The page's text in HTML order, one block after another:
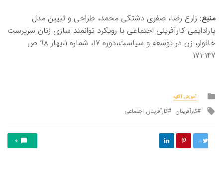
منبع: زارع رضا، صفری دشتکی محمد، طراحی و تبیین مدل
پارادایمی کارآفرینی اجتماعی با رویکرد توانمند سازی زنان سرپرست
خانوار، زن در توسعه و سیاست،دوره ۱۷، شماره ۱،بهار ۹۸ ص
۱۴۷-۱۷۱
Posted
آموزش آگاپه
Tagged
with
کارآفرینان کارآفرینان اجتماعی
توییت 0